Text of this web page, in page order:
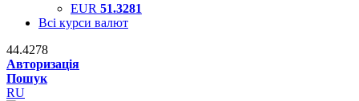
EUR 51.3281
Всі курси валют
44.4278
Авторизація
Пошук
RU